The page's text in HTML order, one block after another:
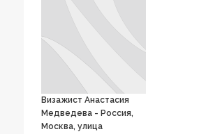
Визажист Анастасия
Медведева - Россия,
Москва, улица